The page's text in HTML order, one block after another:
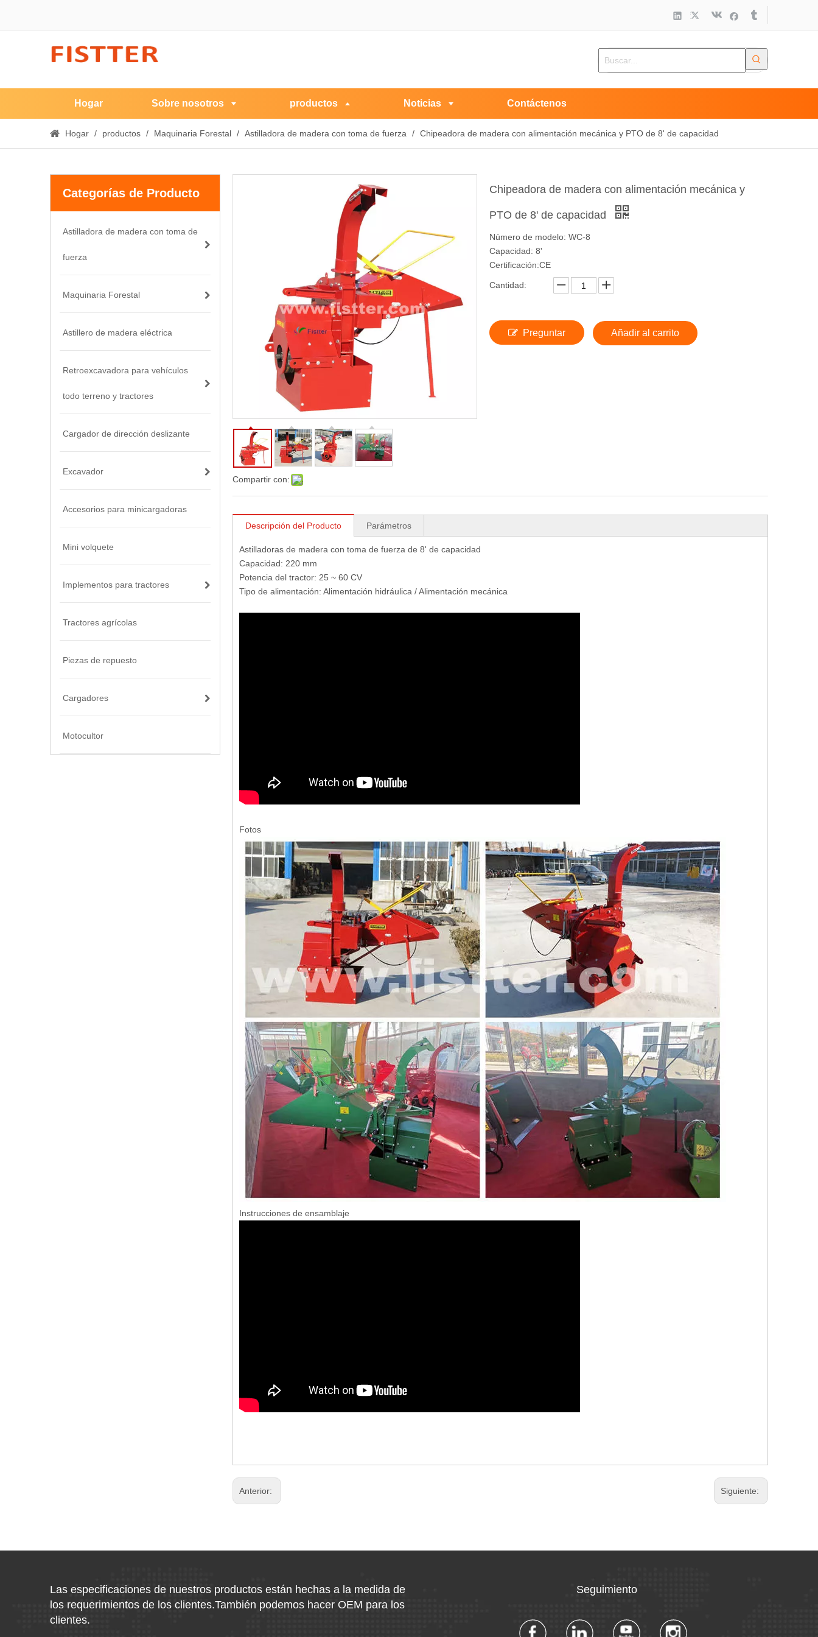
Hogar Sobre nosotros productos Noticias Contáctenos
Hogar / productos / Maquinaria Forestal / Astilladora de madera con toma de fuerza / Chipeadora de madera con alimentación mecánica y PTO de 8' de capacidad
Categorías de Producto
Astilladora de madera con toma de
fuerza
Maquinaria Forestal
Astillero de madera eléctrica
Retroexcavadora para vehículos
todo terreno y tractores
Cargador de dirección deslizante
Excavador
Accesorios para minicargadoras
Mini volquete
Implementos para tractores
Tractores agrícolas
Piezas de repuesto
Cargadores
Motocultor
Compartir con:
Chipeadora de madera con alimentación mecánica y
PTO de 8' de capacidad
Número de modelo: WC-8
Capacidad: 8'
Certificación:CE
Cantidad:
Preguntar Añadir al carrito
Descripción del Producto Parámetros
Astilladoras de madera con toma de fuerza de 8' de capacidad
Capacidad: 220 mm
Potencia del tractor: 25 ~ 60 CV
Tipo de alimentación: Alimentación hidráulica / Alimentación mecánica
Fotos
Instrucciones de ensamblaje
Anterior: Siguiente:
Las especificaciones de nuestros productos están hechas a la medida de
los requerimientos de los clientes.También podemos hacer OEM para los
clientes.
Seguimiento​​​​​​​